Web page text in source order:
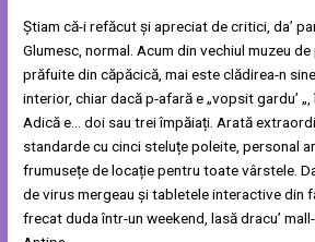
Știam că-i refăcut și apreciat de critici, da’
Glumesc, normal. Acum din vechiul muzeu
prăfuite din căpăcică, mai este clădirea-n
interior, chiar dacă p-afară e „vopsit gardu’ „,
Adică e… doi sau trei împăiați. Arată
standarde cu cinci steluțe poleite, personal
frumusețe de locație pentru toate vârstele.
de virus mergeau și tabletele interactive din
frecat duda într-un weekend, lasă dracu’